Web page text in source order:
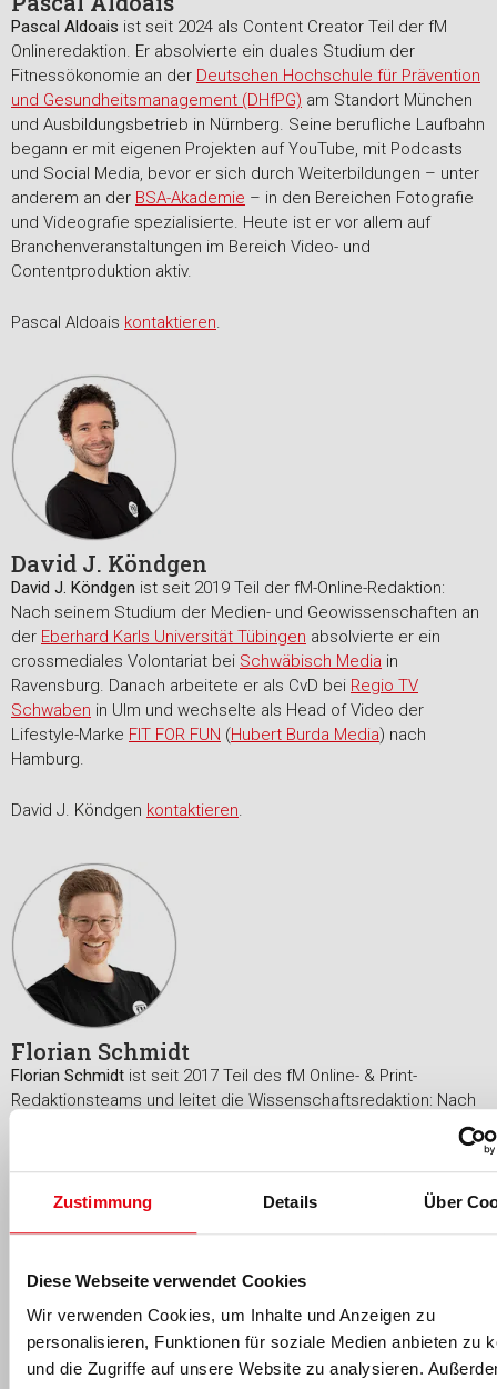
Zustimmung Details Über
Diese Webseite verwendet Cookies
Wir verwenden Cookies, um Inhalte und Anzeigen zu
personalisieren, Funktionen für soziale Medien anbieten zu
und die Zugriffe auf unsere Website zu analysieren.
Pascal Aldoais ist seit 2024 als Content Creator Teil der fM
Onlineredaktion. Er absolvierte ein duales Studium der
Fitnessökonomie an der Deutschen Hochschule für Prävention
und Gesundheitsmanagement (DHfPG) am Standort München
und Ausbildungsbetrieb in Nürnberg. Seine berufliche Laufbahn
begann er mit eigenen Projekten auf YouTube, mit Podcasts
und Social Media, bevor er sich durch Weiterbildungen – unter
anderem an der BSA-Akademie – in den Bereichen Fotografie
und Videografie spezialisierte. Heute ist er vor allem auf
Branchenveranstaltungen im Bereich Video- und
Contentproduktion aktiv.
Pascal Aldoais kontaktieren.
David J. Köndgen
David J. Köndgen ist seit 2019 Teil der fM-Online-Redaktion:
Nach seinem Studium der Medien- und Geowissenschaften an
der Eberhard Karls Universität Tübingen absolvierte er ein
crossmediales Volontariat bei Schwäbisch Media in
Ravensburg. Danach arbeitete er als CvD bei Regio TV
Schwaben in Ulm und wechselte als Head of Video der
Lifestyle-Marke FIT FOR FUN (Hubert Burda Media) nach
Hamburg.
David J. Köndgen kontaktieren.
Florian Schmidt
Florian Schmidt ist seit 2017 Teil des fM Online- & Print-
Redaktionsteams und leitet die Wissenschaftsredaktion: Nach
internationalen Sport- und Wellnesshotellerie absolvierte der
Dipl. Hotelier (HF) an der
Universität des Saarlandes
zusätzlich
seines Studiums arbeitete er als wissenschaftlicher
Sportökonomie amSWI Saarbrücken. Seit 2017 ist er neben
seiner Redaktionstätigkeit auch als Dozent im Fachbereich
Ökonomie/Management derDHfPG/BSA-Akademietätig.